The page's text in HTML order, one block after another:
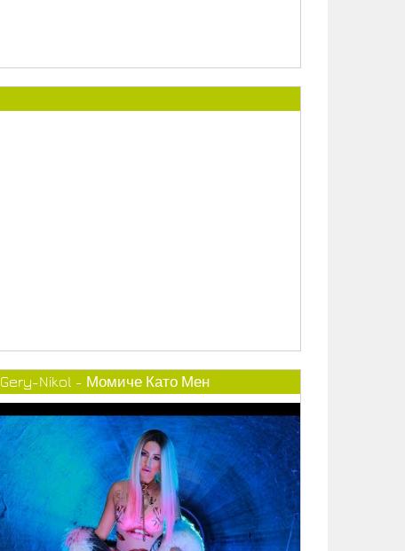
Gery-Nikol - Момиче Като Мен